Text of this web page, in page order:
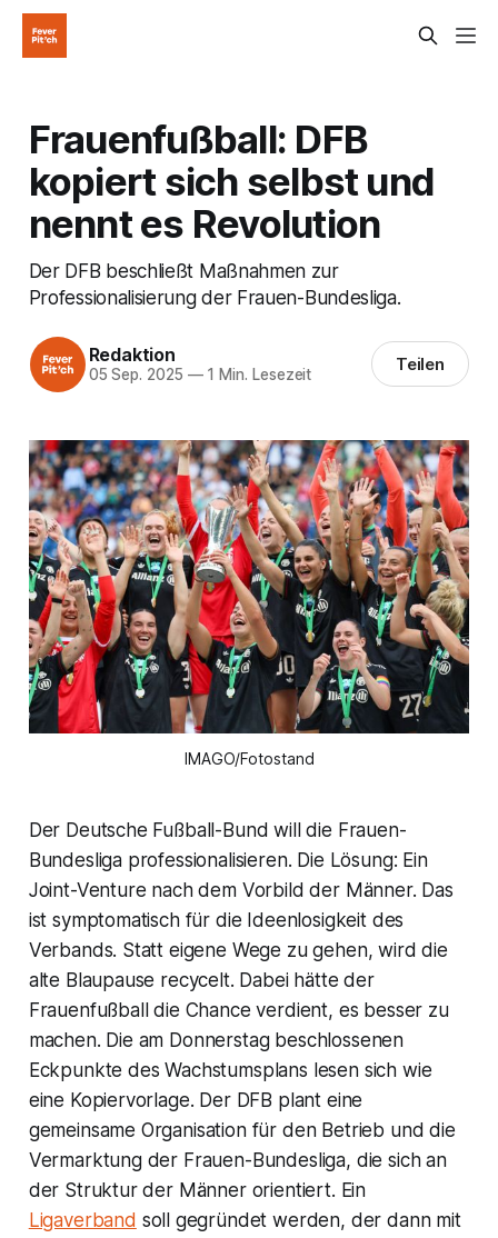
Frauenfußball: DFB
kopiert sich selbst und
nennt es Revolution
Der DFB beschließt Maßnahmen zur
Professionalisierung der Frauen-Bundesliga.
Redaktion
05 Sep. 2025 —1 Min. Lesezeit Teilen
IMAGO/Fotostand
Der Deutsche Fußball-Bund will die Frauen-
Bundesliga professionalisieren. Die Lösung: Ein
Joint-Venture nach dem Vorbild der Männer. Das
ist symptomatisch für die Ideenlosigkeit des
Verbands. Statt eigene Wege zu gehen, wird die
alte Blaupause recycelt. Dabei hätte der
Frauenfußball die Chance verdient, es besser zu
machen. Die am Donnerstag beschlossenen
Eckpunkte des Wachstumsplans lesen sich wie
eine Kopiervorlage. Der DFB plant eine
gemeinsame Organisation für den Betrieb und die
Vermarktung der Frauen-Bundesliga, die sich an
der Struktur der Männer orientiert. Ein
Ligaverband soll gegründet werden, der dann mit